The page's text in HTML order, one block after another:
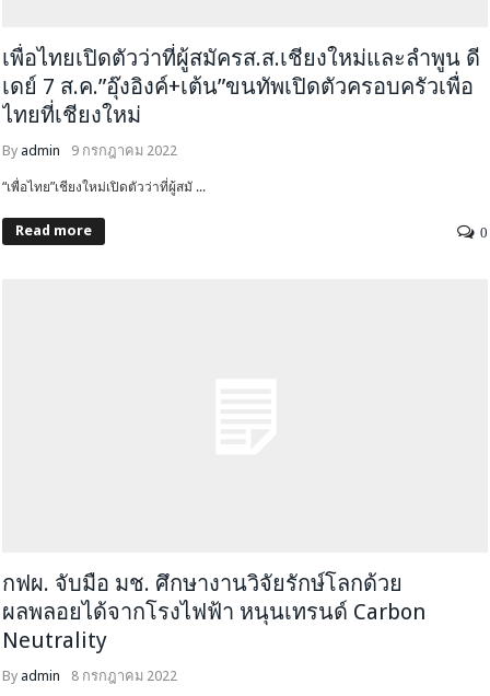
เพื่อไทยเปิดตัวว่าที่ผู้สมัครส.ส.เชียงใหม่และลำพูน ดี
เดย์ 7 ส.ค.”อุ๊งอิงค์+เต้น”ขนทัพเปิดตัวครอบครัวเพื่อ
ไทยที่เชียงใหม่
By admin 9 กรกฎาคม 2022
“เพื่อไทย”เชียงใหม่เปิดตัวว่าที่ผู้สมั ...
Read more 0
กฟผ. จับมือ มช. ศึกษางานวิจัยรักษ์โลกด้วย
ผลพลอยได้จากโรงไฟฟ้า หนุนเทรนด์ Carbon
Neutrality
By admin 8 กรกฎาคม 2022